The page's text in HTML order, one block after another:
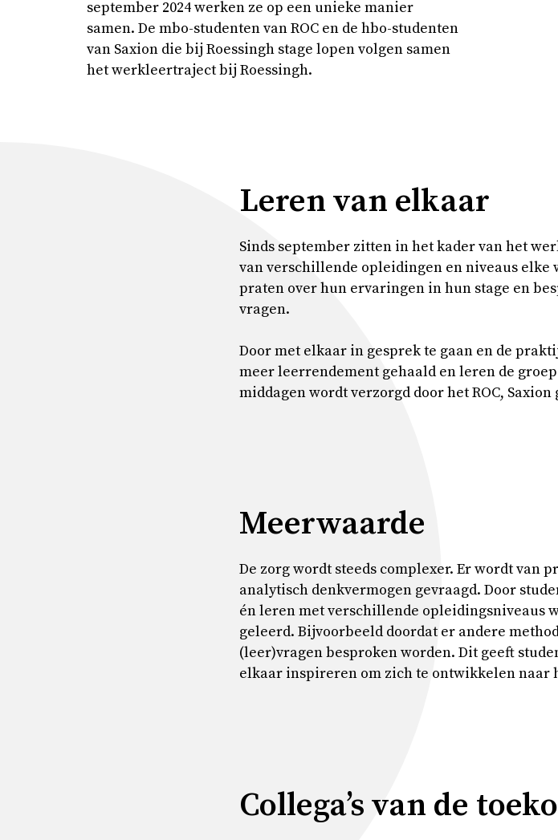
september 2024 werken ze op een unieke manier
samen. De mbo-studenten van ROC en de hbo-studenten
van Saxion die bij Roessingh stage lopen volgen samen
het werkleertraject bij Roessingh.
Leren van elkaar
Sinds september zitten in het kader van het
van verschillende opleidingen en niveaus elke
praten over hun ervaringen in hun stage en
vragen.
Door met elkaar in gesprek te gaan en de
meer leerrendement gehaald en leren de
middagen wordt verzorgd door het ROC,
Meerwaarde
De zorg wordt steeds complexer. Er wordt van
analytisch denkvermogen gevraagd. Door
én leren met verschillende opleidingsniveaus
geleerd. Bijvoorbeeld doordat er andere
(leer)vragen besproken worden. Dit geeft
elkaar inspireren om zich te ontwikkelen naar
Collega’s van de